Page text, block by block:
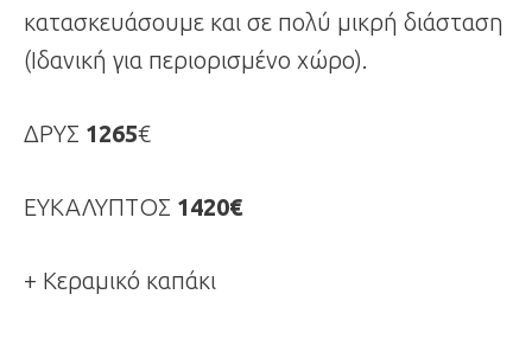
κατασκευάσουμε και σε πολύ μικρή διάσταση
(Ιδανική για περιορισμένο χώρο).
ΔΡΥΣ 1265€
ΕΥΚΑΛΥΠΤΟΣ 1420€
+ Κεραμικό καπάκι